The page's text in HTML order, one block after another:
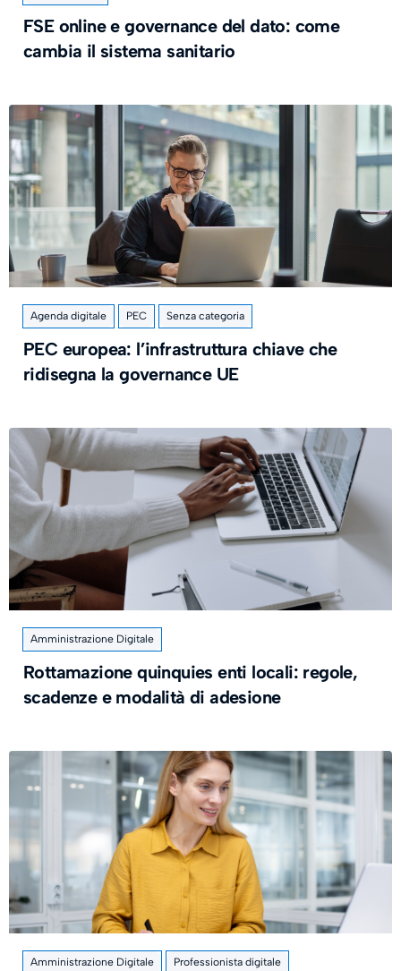
FSE online e governance del dato: come
cambia il sistema sanitario
Agenda digitale PEC Senza categoria
PEC europea: l’infrastruttura chiave che
ridisegna la governance UE
Amministrazione Digitale
Rottamazione quinquies enti locali: regole,
scadenze e modalità di adesione
Amministrazione Digitale Professionista digitale